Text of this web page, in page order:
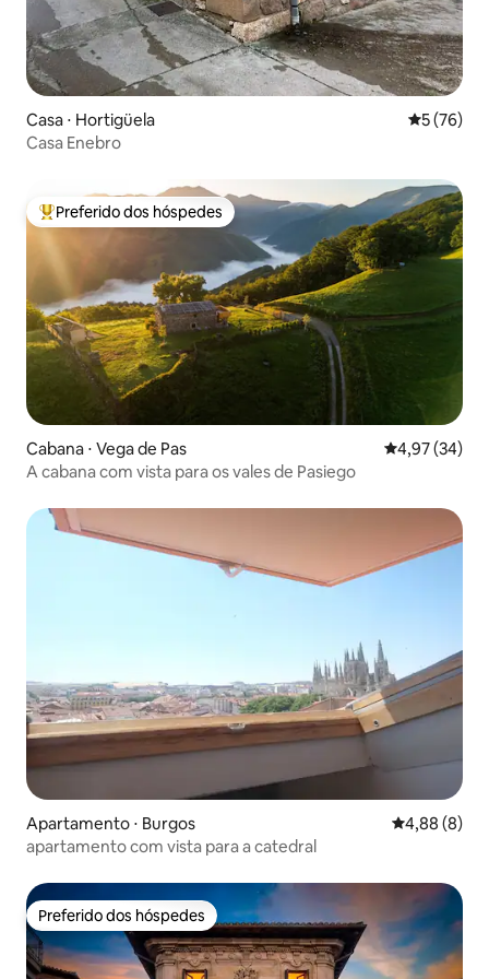
Casa ⋅ Hortigüela 5 de uma
5 (76)
Casa Enebro
Entre os melhores preferidos dos hóspedes
Preferido dos hóspedes
Cabana ⋅ Vega de Pas 4,97 de uma
4,97 (34)
A cabana com vista para os vales de Pasiego
Apartamento ⋅ Burgos 4,88 de uma
4,88 (8)
apartamento com vista para a catedral
Preferido dos hóspedes
Preferido dos hóspedes